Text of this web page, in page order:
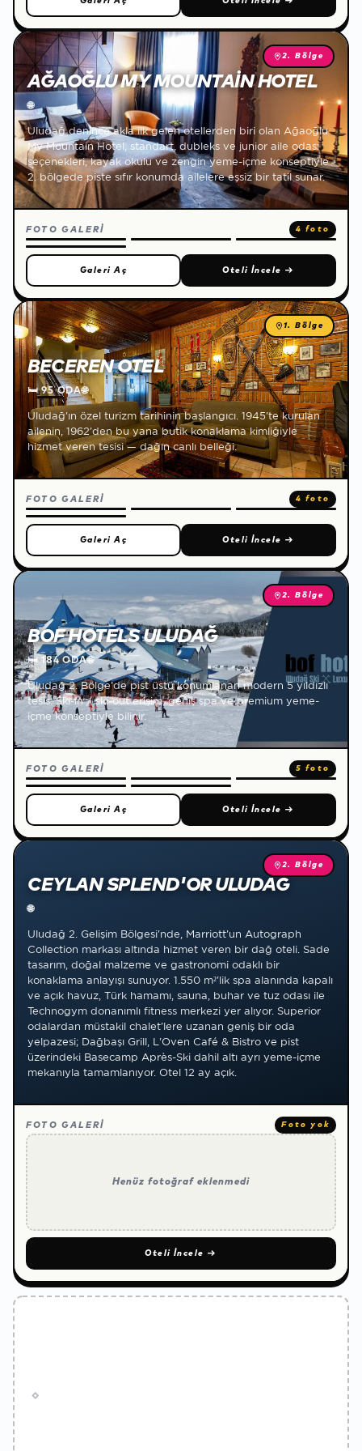
2. Bölge
AĞAOĞLU MY MOUNTAIN HOTEL
🌐
Uludağ denince akla ilk gelen otellerden biri olan Ağaoğlu
My Mountain Hotel; standart, dubleks ve junior aile odası
seçenekleri, kayak okulu ve zengin yeme-içme konseptiyle
2. bölgede piste sıfır konumda ailelere eşsiz bir tatil sunar.
FOTO GALERİ 4 foto
Galeri Aç Oteli İncele →
1. Bölge
BECEREN OTEL
🛏95 ODA🌐
Uludağ'ın özel turizm tarihinin başlangıcı. 1945'te kurulan
ailenin, 1962'den bu yana butik konaklama kimliğiyle
hizmet veren tesisi — dağın canlı belleği.
FOTO GALERİ 4 foto
Galeri Aç Oteli İncele →
2. Bölge
BOF HOTELS ULUDAĞ
🛏184 ODA🌐
Uludağ 2. Bölge'de pist üstü konumlanan modern 5 yıldızlı
tesis. Ski-in / ski-out erişim, geniş spa ve premium yeme-
içme konseptiyle bilinir.
FOTO GALERİ 5 foto
Galeri Aç Oteli İncele →
2. Bölge
CEYLAN SPLEND'OR ULUDAĞ
🌐
Uludağ 2. Gelişim Bölgesi'nde, Marriott'un Autograph
Collection markası altında hizmet veren bir dağ oteli. Sade
tasarım, doğal malzeme ve gastronomi odaklı bir
konaklama anlayışı sunuyor. 1.550 m²'lik spa alanında kapalı
ve açık havuz, Türk hamamı, sauna, buhar ve tuz odası ile
Technogym donanımlı fitness merkezi yer alıyor. Superior
odalardan müstakil chalet'lere uzanan geniş bir oda
yelpazesi; Dağbaşı Grill, L'Oven Café & Bistro ve pist
üzerindeki Basecamp Après-Ski dahil altı ayrı yeme-içme
mekanıyla tamamlanıyor. Otel 12 ay açık.
FOTO GALERİ Foto yok
Henüz fotoğraf eklenmedi
Oteli İncele →